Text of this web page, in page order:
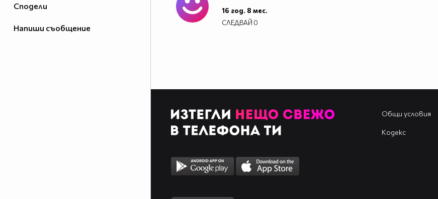
Сподели
Напиши съобщение
16 год. 8 мес.
СЛЕДВАЙ 0
Общи условия
Кодекс